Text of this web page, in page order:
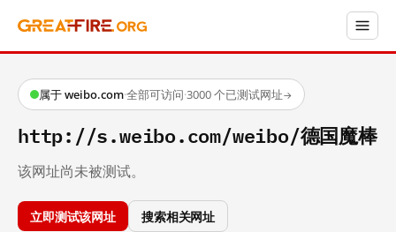
属于 weibo.com·全部可访问·3000 个已测试网址→
http://s.weibo.com/weibo/德国魔棒
该网址尚未被测试。
立即测试该网址 搜索相关网址